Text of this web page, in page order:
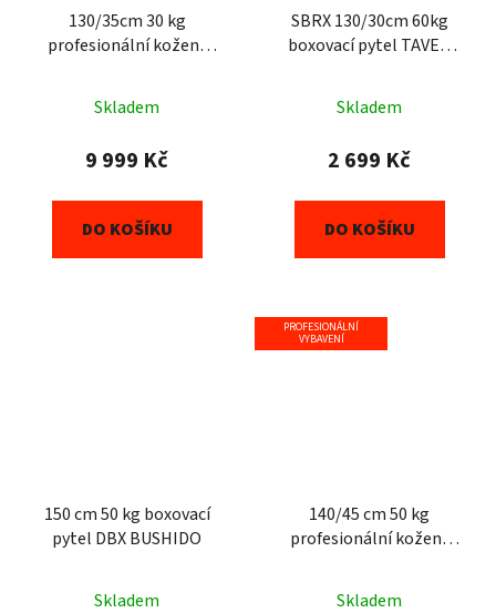
130/35cm 30 kg
profesionální kožený
Skladem
9 999 Kč
DO KOŠÍKU
SBRX 130/30cm 60kg
boxovací pytel TAVER
Skladem
2 699 Kč
DO KOŠÍKU
150 cm 50 kg boxovací
pytel DBX BUSHIDO
Skladem
PROFESIONÁLNÍ
VYBAVENÍ
140/45 cm 50 kg
profesionální kožený
BUSHIDO Sovereign
Skladem